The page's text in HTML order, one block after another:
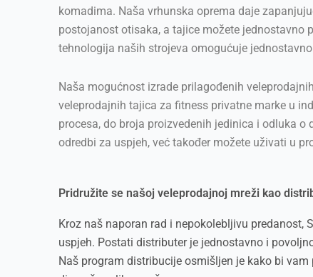
komadima. Naša vrhunska oprema daje
postojanost otisaka, a tajice možete
tehnologija naših strojeva omogućuje
Naša mogućnost izrade prilagođenih
veleprodajnih tajica za fitness privatne marke u
procesa, do broja proizvedenih jedinica i odluka
odredbi za uspjeh, već također možete uživati u
Pridružite se našoj veleprodajnoj mreži kao
Kroz naš naporan rad i nepokolebljivu
uspjeh. Postati distributer je jednostavno i
Naš program distribucije osmišljen je kako bi